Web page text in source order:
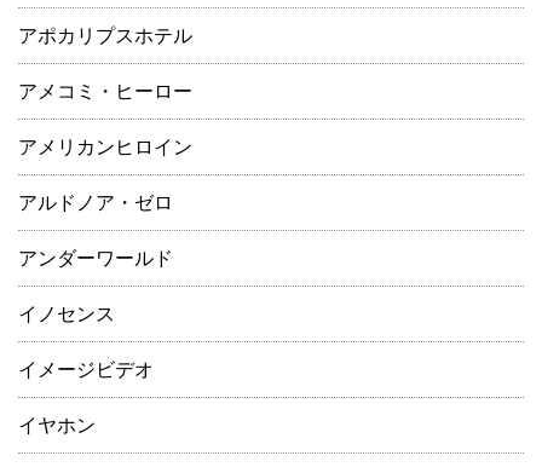
アポカリプスホテル
アメコミ・ヒーロー
アメリカンヒロイン
アルドノア・ゼロ
アンダーワールド
イノセンス
イメージビデオ
イヤホン